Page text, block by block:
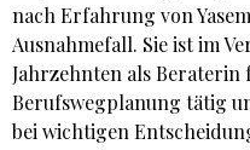
nach Erfahrung von
Ausnahmefall. Sie ist im
Jahrzehnten als
Berufswegplanung tätig
bei wichtigen